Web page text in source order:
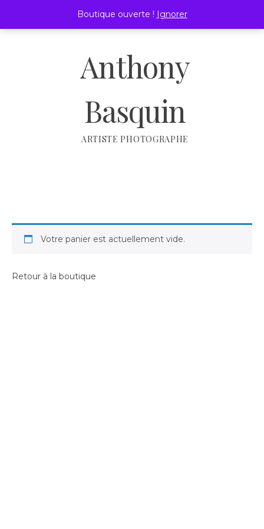
contenu
Anthony
Basquin
ARTISTE PHOTOGRAPHE
Votre panier est actuellement vide.
Retour à la boutique
Boutique ouverte ! Ignorer